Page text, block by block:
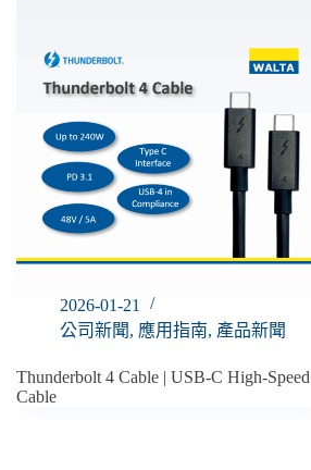
2026-01-21
公司新聞, 應用指南, 產品新聞
Thunderbolt 4 Cable | USB-C High-Speed
Cable